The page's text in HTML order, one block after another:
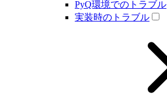
PyQ環境でのトラブル
実装時のトラブル